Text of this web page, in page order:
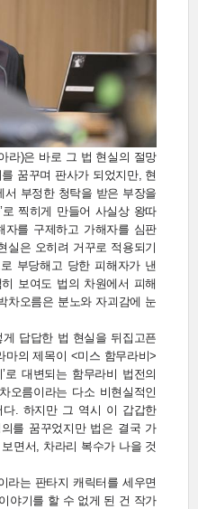
라)은 바로 그 법 현실의 절망
꿈꾸며 판사가 되었지만, 현
부정한 청탁을 받은 부장을
로 찍히게 만들어 사실상 왕따
자를 구제하고 가해자를 심판
실은 오히려 거꾸로 적용되기
부당해고 당한 피해자가 낸
보여도 법의 차원에서 피해
차오름은 분노와 자괴감에 눈
답답한 법 현실을 뒤집고픈
마의 제목이 <미스 함무라비>
로 대변되는 함무라비 법전의
오름이라는 다소 비현실적인
. 하지만 그 역시 이 갑갑한
를 꿈꾸었지만 법은 결국 가
면서, 차라리 복수가 나을 것
라는 판타지 캐릭터를 세우면
야기를 할 수 없게 된 건 작가